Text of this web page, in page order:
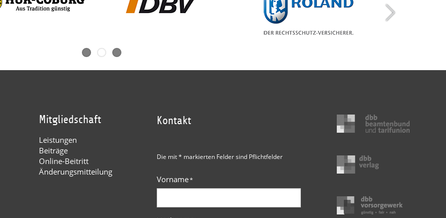
Mitgliedschaft
Leistungen
Beiträge
Online-Beitritt
Änderungsmitteilung
Kontakt
Die mit * markierten Felder sind Pflichtfelder
Vorname*